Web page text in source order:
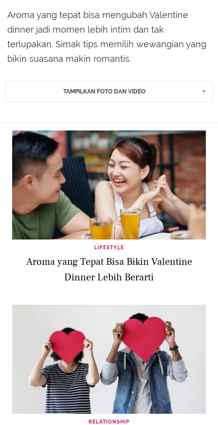
Aroma yang tepat bisa mengubah Valentine
dinner jadi momen lebih intim dan tak
terlupakan. Simak tips memilih wewangian yang
bikin suasana makin romantis.
TAMPILKAN FOTO DAN VIDEO
LIFESTYLE
Aroma yang Tepat Bisa Bikin Valentine
Dinner Lebih Berarti
RELATIONSHIP